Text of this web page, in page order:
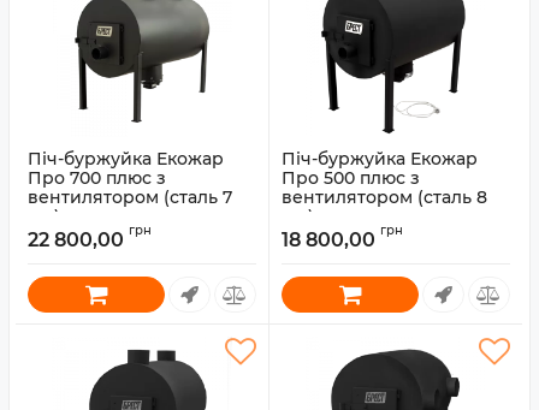
Піч-буржуйка Екожар
Про 700 плюс з
вентилятором (сталь 7
мм)
Артикул: 30010088
22 800,00 грн
Піч-буржуйка Екожар
Про 500 плюс з
вентилятором (сталь 8
мм)
Артикул: 30010084
18 800,00 грн